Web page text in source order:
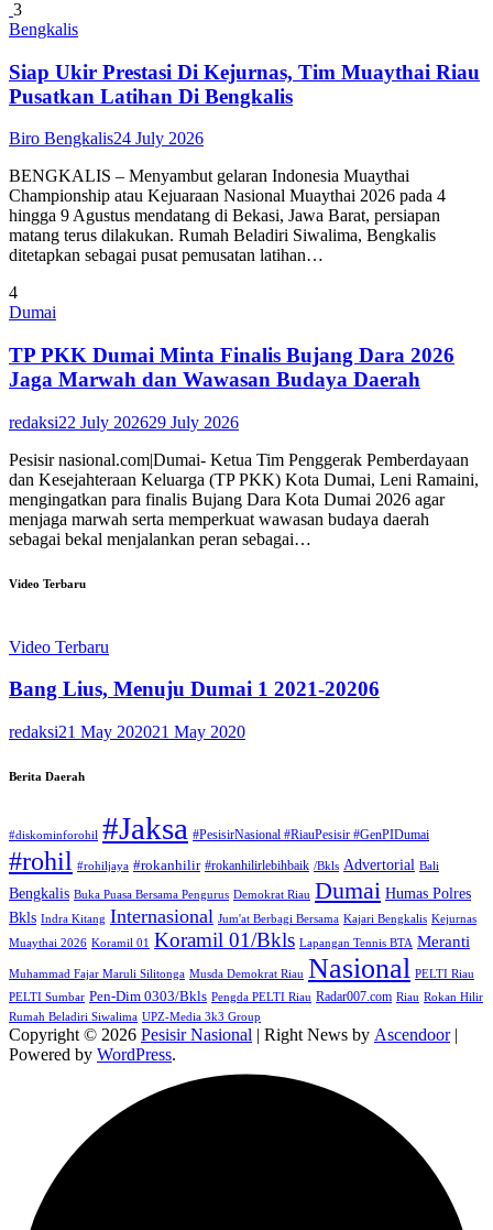
3
Bengkalis
Siap Ukir Prestasi Di Kejurnas, Tim Muaythai Riau
Pusatkan Latihan Di Bengkalis
Biro Bengkalis24 July 2026
BENGKALIS – Menyambut gelaran Indonesia Muaythai
Championship atau Kejuaraan Nasional Muaythai 2026 pada 4
hingga 9 Agustus mendatang di Bekasi, Jawa Barat, persiapan
matang terus dilakukan. Rumah Beladiri Siwalima, Bengkalis
ditetapkan sebagai pusat pemusatan latihan…
4
Dumai
TP PKK Dumai Minta Finalis Bujang Dara 2026
Jaga Marwah dan Wawasan Budaya Daerah
redaksi22 July 202629 July 2026
Pesisir nasional.com|Dumai- Ketua Tim Penggerak Pemberdayaan
dan Kesejahteraan Keluarga (TP PKK) Kota Dumai, Leni Ramaini,
mengingatkan para finalis Bujang Dara Kota Dumai 2026 agar
menjaga marwah serta memperkuat wawasan budaya daerah
sebagai bekal menjalankan peran sebagai…
Video Terbaru
Video Terbaru
Bang Lius, Menuju Dumai 1 2021-20206
redaksi21 May 202021 May 2020
Berita Daerah
#diskominforohil #Jaksa #PesisirNasional #RiauPesisir #GenPIDumai
#rohil #rohiljaya #rokanhilir #rokanhilirlebihbaik /Bkls Advertorial Bali
Bengkalis Buka Puasa Bersama Pengurus Demokrat Riau Dumai Humas Polres
Bkls Indra Kitang Internasional Jum'at Berbagi Bersama Kajari Bengkalis Kejurnas
Muaythai 2026 Koramil 01 Koramil 01/Bkls Lapangan Tennis BTA Meranti
Muhammad Fajar Maruli Silitonga Musda Demokrat Riau Nasional PELTI Riau
PELTI Sumbar Pen-Dim 0303/Bkls Pengda PELTI Riau Radar007.com Riau Rokan Hilir
Rumah Beladiri Siwalima UPZ-Media 3k3 Group
Copyright © 2026 Pesisir Nasional | Right News by Ascendoor|
Powered by WordPress.